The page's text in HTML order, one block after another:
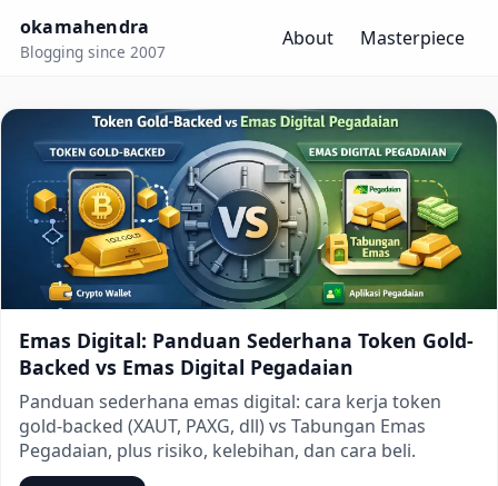
okamahendra
Blogging since 2007
About Masterpiece
okamahendra
Emas Digital: Panduan Sederhana Token Gold-
Backed vs Emas Digital Pegadaian
Panduan sederhana emas digital: cara kerja token
gold-backed (XAUT, PAXG, dll) vs Tabungan Emas
Pegadaian, plus risiko, kelebihan, dan cara beli.